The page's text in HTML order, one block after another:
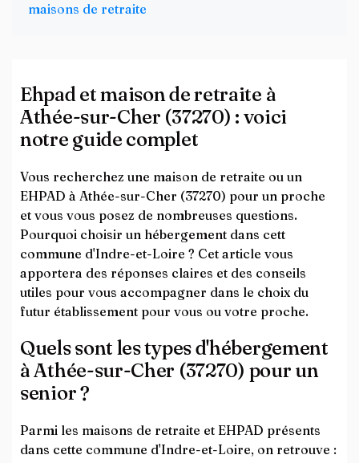
maisons de retraite
Ehpad et maison de retraite à
Athée-sur-Cher (37270) : voici
notre guide complet
Vous recherchez une maison de retraite ou un
EHPAD à Athée-sur-Cher (37270) pour un proche
et vous vous posez de nombreuses questions.
Pourquoi choisir un hébergement dans cett
commune d'Indre-et-Loire ? Cet article vous
apportera des réponses claires et des conseils
utiles pour vous accompagner dans le choix du
futur établissement pour vous ou votre proche.
Quels sont les types d'hébergement
à Athée-sur-Cher (37270) pour un
senior ?
Parmi les maisons de retraite et EHPAD présents
dans cette commune d'Indre-et-Loire, on retrouve :